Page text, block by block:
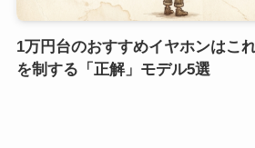
1万円台のおすすめイヤホンはこ
を制する「正解」モデル5選